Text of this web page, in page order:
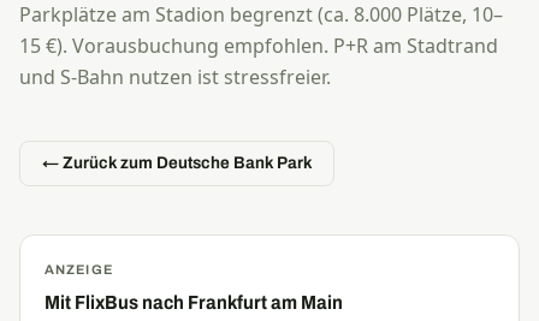
Parkplätze am Stadion begrenzt (ca. 8.000 Plätze, 10–
15 €). Vorausbuchung empfohlen. P+R am Stadtrand
und S-Bahn nutzen ist stressfreier.
← Zurück zum Deutsche Bank Park
ANZEIGE
Mit FlixBus nach Frankfurt am Main